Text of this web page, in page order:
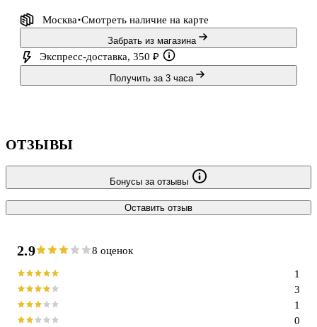
Москва Смотреть наличие на карте
Забрать из магазина
Экспресс-доставка, 350 ₽
Получить за 3 часа
ОТЗЫВЫ
Бонусы за отзывы
Оставить отзыв
2.9 8 оценок
0
1
3
1